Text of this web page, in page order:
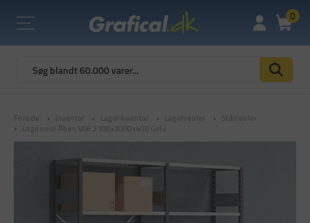
0
Forside Inventar Lagerinventar Lagerreoler
Stålreoler
Lagerreol Åben V06 2100x2000x400 Galv